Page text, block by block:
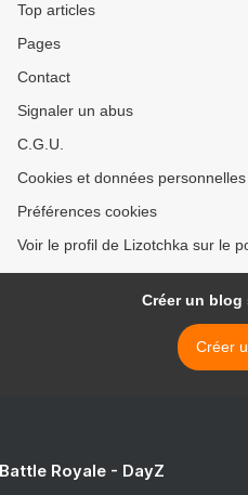
Top articles
Pages
Contact
Signaler un abus
C.G.U.
Cookies et données personnelles
Préférences cookies
Voir le profil de Lizotchka sur le
Créer un blog
Créer
Royale - DayZ